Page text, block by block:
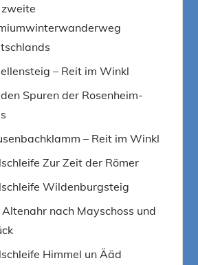
– Reit im Winkl
Spuren der Rosenheim-
– Reit im Winkl
Zur Zeit der Römer
Wildenburgsteig
Altenahr nach Mayschoss und
Himmel un Ääd